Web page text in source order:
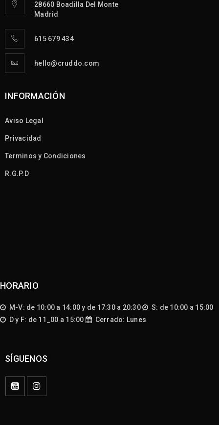
28660 Boadilla Del Monte
Madrid
615 679 434
hello@cruddo.com
INFORMACIÓN
Aviso Legal
Privacidad
Terminos y Condiciones
R.G.P.D
HORARIO
M-V: de 10:00 a 14:00 y de 17:30 a 20:30
S: de 10:00 a 15:00
D y F: de 11_00 a 15:00
Cerrado: Lunes
SÍGUENOS